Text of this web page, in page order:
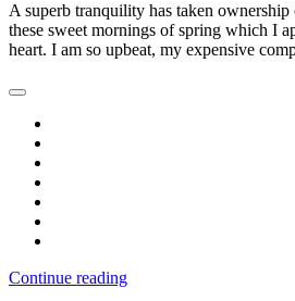
A superb tranquility has taken
these sweet mornings of spring which I
heart. I am so upbeat, my expensive
Continue reading